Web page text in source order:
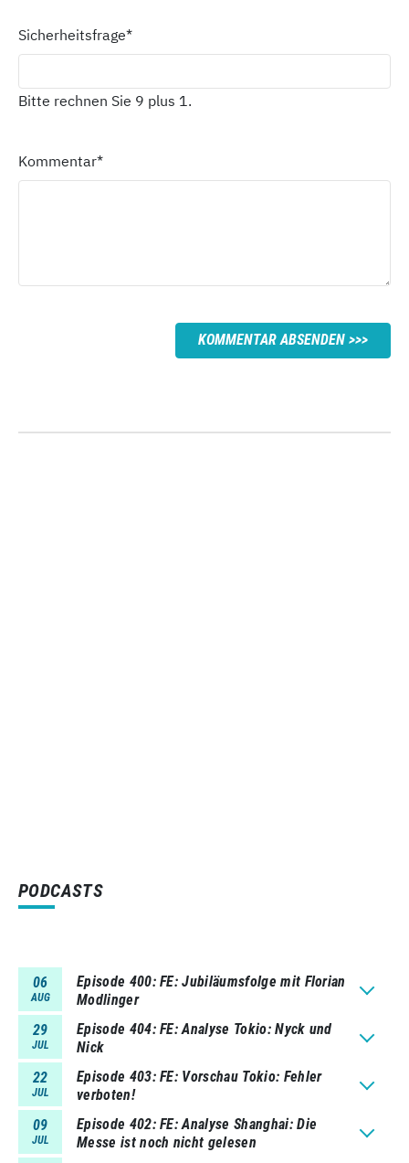
Sicherheitsfrage*
Bitte rechnen Sie 9 plus 1.
Kommentar*
KOMMENTAR ABSENDEN
PODCASTS
06
AUG
Episode 400 FE: Jubiläumsfolge mit Florian
Modlinger
29
JUL
Episode 404 FE: Analyse Tokio: Nyck und
Nick
22
JUL
Episode 403 FE: Vorschau Tokio: Fehler
verboten!
09
JUL
Episode 402 FE: Analyse Shanghai: Die
Messe ist noch nicht gelesen